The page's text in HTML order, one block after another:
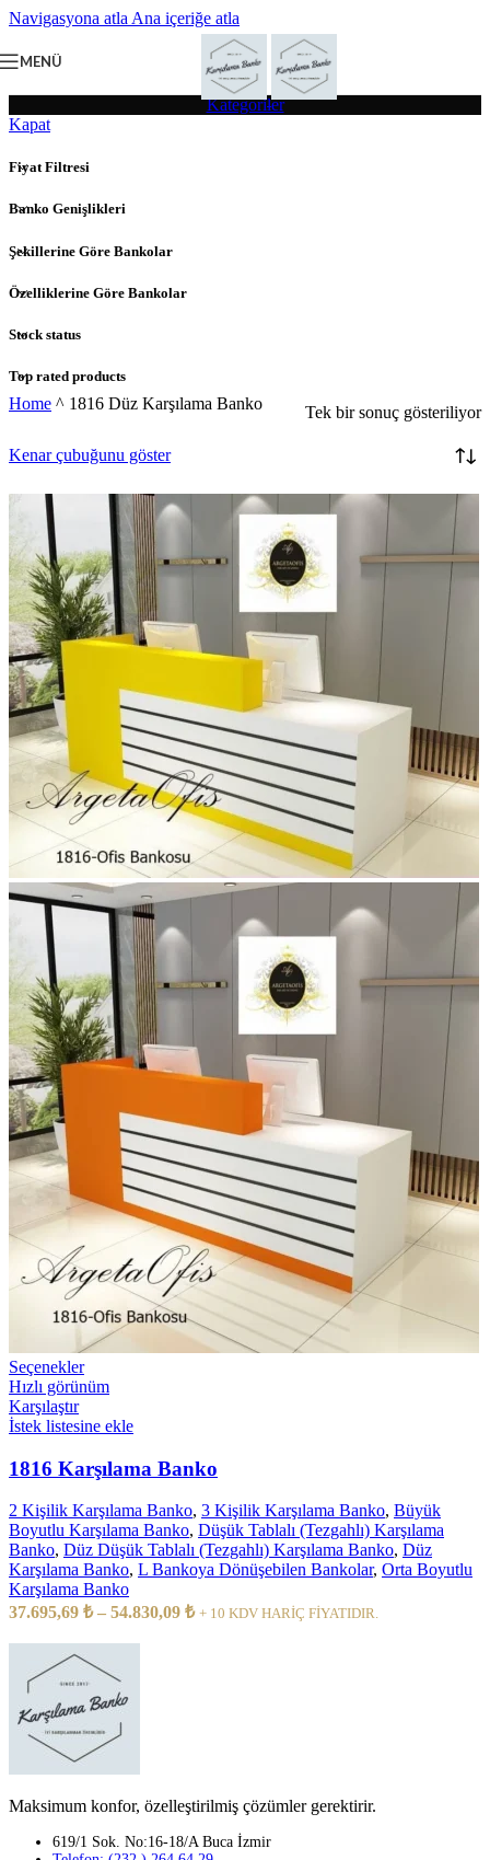
Navigasyona atla Ana içeriğe atla
MENÜ
Kategoriler
Kapat
Fiyat Filtresi
Banko Genişlikleri
Şekillerine Göre Bankolar
Özelliklerine Göre Bankolar
Stock status
Top rated products
Home ^ 1816 Düz Karşılama Banko Tek bir sonuç gösteriliyor
Kenar çubuğunu göster
Seçenekler
Hızlı görünüm
Karşılaştır
İstek listesine ekle
1816 Karşılama Banko
2 Kişilik Karşılama Banko, 3 Kişilik Karşılama Banko, Büyük
Boyutlu Karşılama Banko, Düşük Tablalı (Tezgahlı) Karşılama
Banko, Düz Düşük Tablalı (Tezgahlı) Karşılama Banko, Düz
Karşılama Banko, L Bankoya Dönüşebilen Bankolar, Orta Boyutlu
Karşılama Banko
37.695,69 ₺ – 54.830,09 ₺ + 10 KDV HARİÇ FİYATIDIR.
Maksimum konfor, özelleştirilmiş çözümler gerektirir.
619/1 Sok. No:16-18/A Buca İzmir